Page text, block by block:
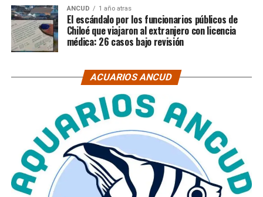
ANCUD 1 año atras
El escándalo por los funcionarios públicos de
Chiloé que viajaron al extranjero con licencia
médica: 26 casos bajo revisión
ACUARIOS ANCUD